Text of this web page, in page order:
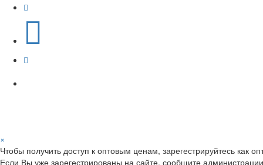
×
Чтобы получить доступ к оптовым ценам, зарегестрируйтесь как
Если Вы уже зарегестрированы на сайте, сообщите